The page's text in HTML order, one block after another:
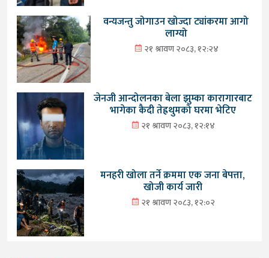
वन्यजन्तु जोगाउन खोज्दा ट्यांकरमा आगो
लाग्यो
२१ श्रावण २०८३, १२:२४
जेनजी आन्दोलनका बेला झुम्का कारागारबाट
भागेका कैदी तेह्रथुमको घरमा भेटिए
२१ श्रावण २०८३, १२:१४
मनहरी खोला तर्ने क्रममा एक जना बेपत्ता,
खोजी कार्य जारी
२१ श्रावण २०८३, १२:०२